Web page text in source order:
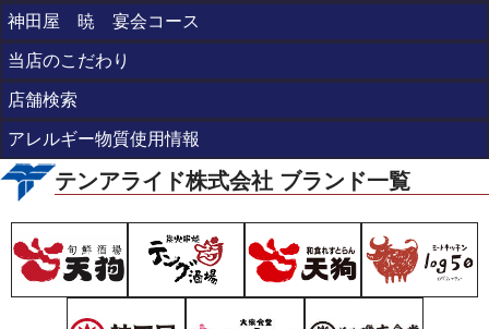
神田屋 暁 宴会コース
当店のこだわり
店舗検索
アレルギー物質使用情報
テンアライド株式会社 ブランド一覧